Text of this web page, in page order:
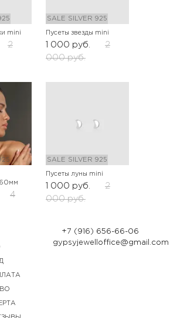
mini
2
SALE SILVER 925
Пусеты звезды mini
1 000 руб.
2
000 руб.
4
SALE SILVER 925
Пусеты луны mini
1 000 руб.
2
000 руб.
+7 (916) 656-66-06
gypsyjewelloffice@gmail.com